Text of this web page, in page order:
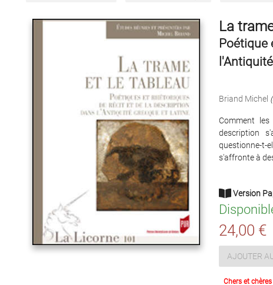
La
Poétique
Briand Michel
Comment
description
questionne-
s'affronte à
Version
24,00 €
AJOUTER
Chers et